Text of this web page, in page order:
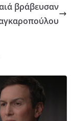
βράβευσαν